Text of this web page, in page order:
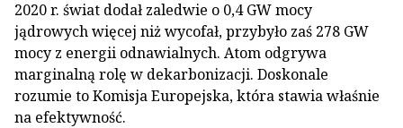
2020 r. świat dodał zaledwie o 0,4 GW mocy
jądrowych więcej niż wycofał, przybyło zaś 278 GW
mocy z energii odnawialnych. Atom odgrywa
marginalną rolę w dekarbonizacji. Doskonale
rozumie to Komisja Europejska, która stawia właśnie
na efektywność.